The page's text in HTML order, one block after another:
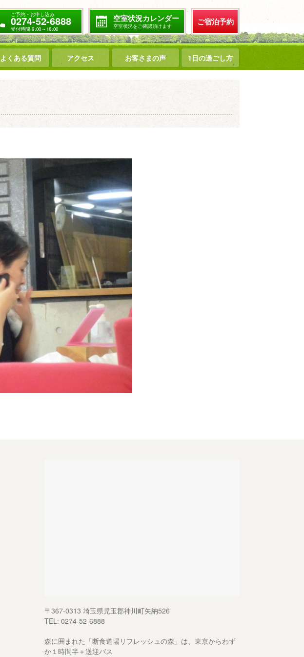
ご予約・お申し込み
0274-52-6888
受付時間 9:00～18:00
空室状況カレンダー
空室状況をご確認頂けます ご宿泊予約
よくある質問 アクセス お客さまの声 1日の過ごし方
〒367-0313 埼玉県児玉郡神川町矢納526
TEL: 0274-52-6888
森に囲まれた「断食道場リフレッシュの森」は、東京からわず
か１時間半＋送迎バス